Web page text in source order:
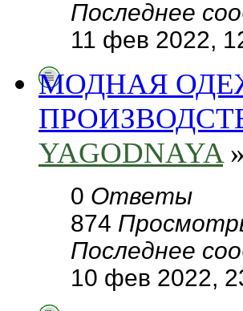
Последнее
11 фев 2022,
МОДНАЯ
YAGODNAYA
0 Ответы
874
Последнее
10 фев 2022,